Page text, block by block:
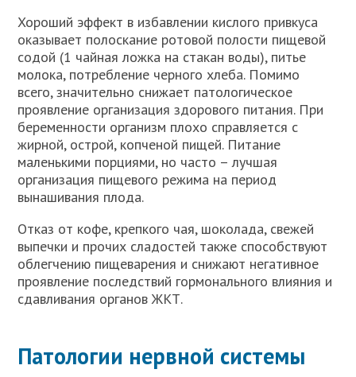
Хороший эффект в избавлении кислого привкуса
оказывает полоскание ротовой полости пищевой
содой (1 чайная ложка на стакан воды), питье
молока, потребление черного хлеба. Помимо
всего, значительно снижает патологическое
проявление организация здорового питания. При
беременности организм плохо справляется с
жирной, острой, копченой пищей. Питание
маленькими порциями, но часто – лучшая
организация пищевого режима на период
вынашивания плода.
Отказ от кофе, крепкого чая, шоколада, свежей
выпечки и прочих сладостей также способствуют
облегчению пищеварения и снижают негативное
проявление последствий гормонального влияния и
сдавливания органов ЖКТ.
Патологии нервной системы